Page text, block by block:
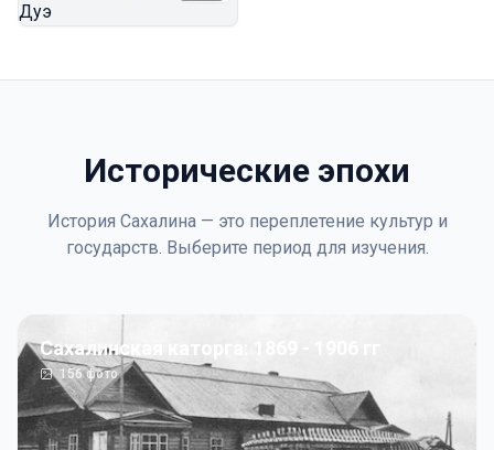
Исторические эпохи
История Сахалина — это переплетение культур и
государств. Выберите период для изучения.
Сахалинская каторга: 1869 - 1906 гг
156фото